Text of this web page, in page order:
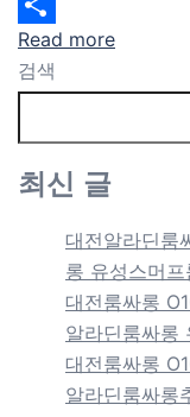
Email
Share
Read more
검색
최신 글
대전알라딘룸
롱 유성스머
대전룸싸롱
알라딘룸싸롱
대전룸싸롱
알라딘룸싸롱